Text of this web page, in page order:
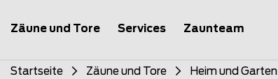
Zäune und Tore Services Zaunteam
Startseite Zäune und Tore Heim und Garten